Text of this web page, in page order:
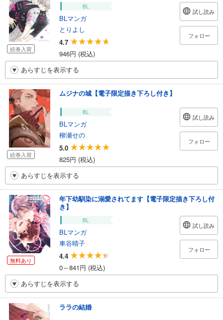
続巻入荷
BL
BLマンガ
とりよし
4.7
946円 (税込)
試し読み
フォロー
あらすじを表示する
続巻入荷
ムジナの城【電子限定描き下ろし付き】
BL
BLマンガ
柳瀬せの
5.0
825円 (税込)
試し読み
フォロー
あらすじを表示する
無料あり
年下幼馴染に溺愛されてます【電子限定描き下ろし付
き】
BL
BLマンガ
車谷晴子
4.4
0～841円 (税込)
試し読み
フォロー
あらすじを表示する
ララの結婚